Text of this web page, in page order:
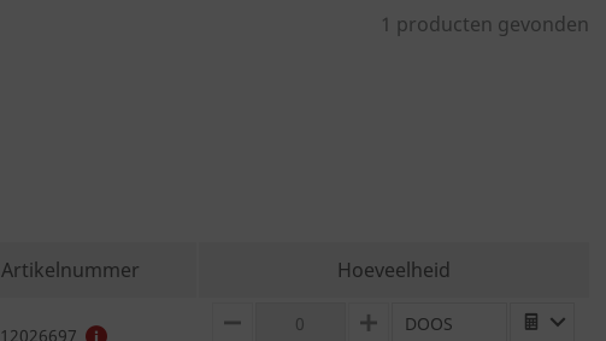
1 producten gevonden
Artikelnummer Hoeveelheid
12026697 MINUS PLUSDOOS